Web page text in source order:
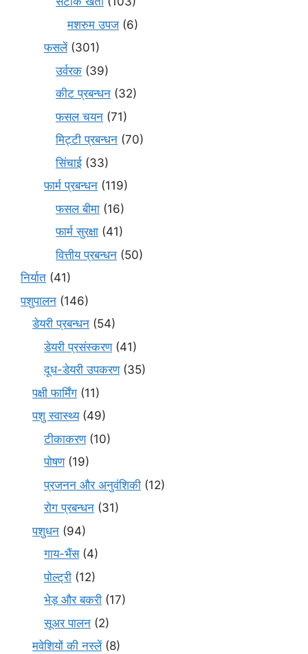
मशरुम उपज (6)
फसलें(301)
उर्वरक (39)
कीट प्रबन्धन (32)
फसल चयन (71)
मि‌ट्टी प्रबन्धन (70)
सिंचाई (33)
फार्म प्रबन्धन (119)
फसल बीमा (16)
फार्म सुरक्षा (41)
वित्तीय प्रबन्धन (50)
निर्यात (41)
पशुपालन (146)
डेयरी प्रबन्धन (54)
डेयरी प्रसंस्करण(41)
दूध-डेयरी उपकरण(35)
पक्षी फार्मिंग (11)
पशु स्वास्थ्य(49)
टीकाकरण(10)
पोषण(19)
प्रजनन और अनुवंशिकी (12)
रोग प्रबन्धन (31)
पशुधन (94)
गाय-भैंस(4)
पोल्ट्री (12)
भेड़ और बकरी (17)
सूअर पालन (2)
मवेशियों की नस्लें(8)